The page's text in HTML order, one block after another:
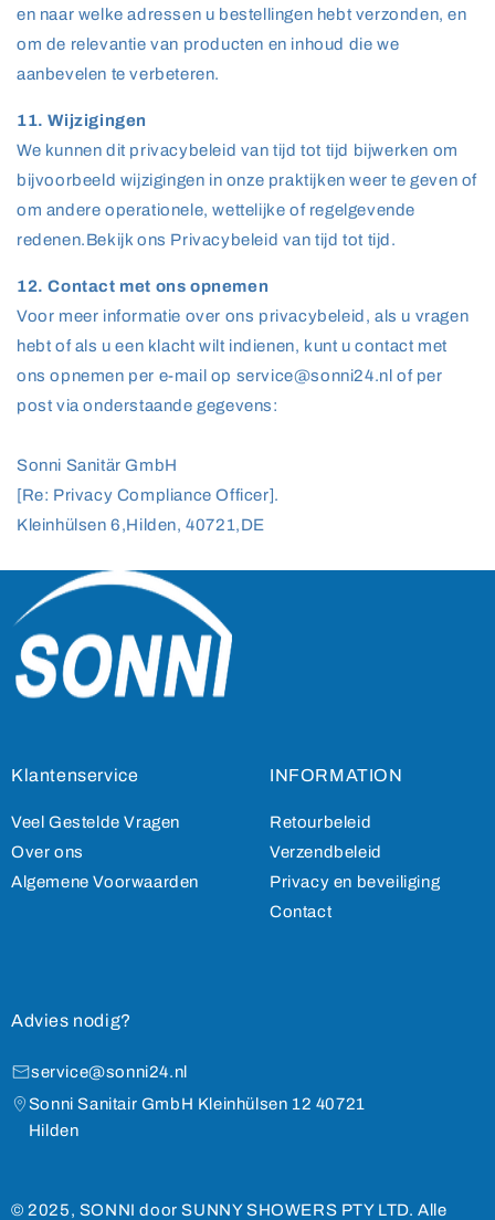
en naar welke adressen u bestellingen hebt verzonden, en
om de relevantie van producten en inhoud die we
aanbevelen te verbeteren.
11. Wijzigingen
We kunnen dit privacybeleid van tijd tot tijd bijwerken om
bijvoorbeeld wijzigingen in onze praktijken weer te geven of
om andere operationele, wettelijke of regelgevende
redenen.Bekijk ons Privacybeleid van tijd tot tijd.
12. Contact met ons opnemen
Voor meer informatie over ons privacybeleid, als u vragen
hebt of als u een klacht wilt indienen, kunt u contact met
ons opnemen per e-mail op service@sonni24.nl of per
post via onderstaande gegevens:
Sonni Sanitär GmbH
[Re: Privacy Compliance Officer].
Kleinhülsen 6,Hilden, 40721,DE
Klantenservice
Veel Gestelde Vragen
Over ons
Algemene Voorwaarden
INFORMATION
Retourbeleid
Verzendbeleid
Privacy en beveiliging
Contact
Advies nodig?
service@sonni24.nl
Sonni Sanitair GmbH Kleinhülsen 12 40721
Hilden
© 2025, SONNI door SUNNY SHOWERS PTY LTD. Alle